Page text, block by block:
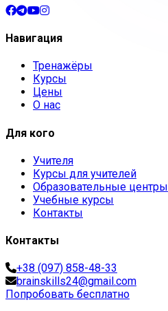
Навигация
Тренажёры
Курсы
Цены
О нас
Для кого
Учителя
Курсы для учителей
Образовательные центры
Учебные курсы
Контакты
Контакты
+38 (097) 858-48-33
brainskills24@gmail.com
Попробовать бесплатно